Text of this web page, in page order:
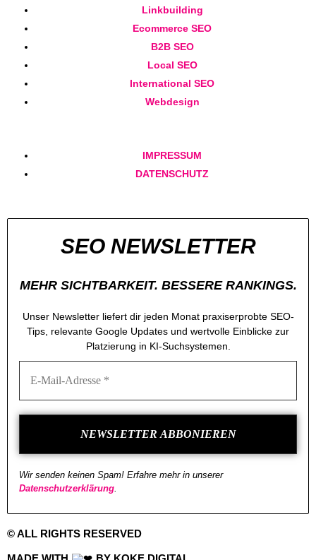
Linkbuilding
Ecommerce SEO
B2B SEO
Local SEO
International SEO
Webdesign
IMPRESSUM
DATENSCHUTZ
SEO NEWSLETTER
MEHR SICHTBARKEIT. BESSERE RANKINGS.
Unser Newsletter liefert dir jeden Monat praxiserprobte SEO-
Tips, relevante Google Updates und wertvolle Einblicke zur
Platzierung in KI-Suchsystemen.
Wir senden keinen Spam! Erfahre mehr in unserer
Datenschutzerklärung
© ALL RIGHTS RESERVED